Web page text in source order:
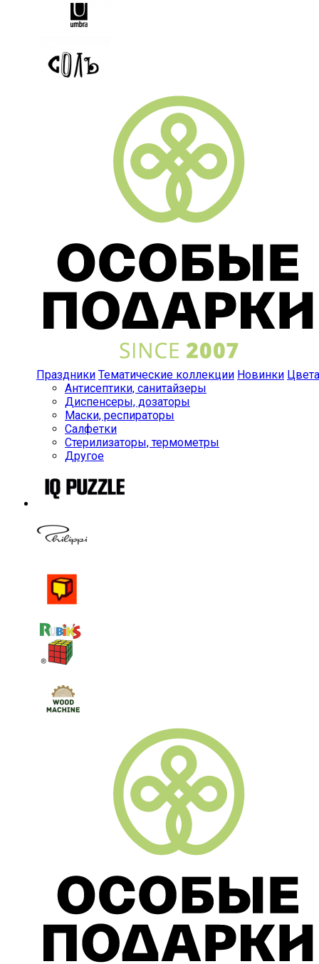
Праздники Тематические коллекции Новинки Цвета
Антисептики, санитайзеры
Диспенсеры, дозаторы
Маски, респираторы
Салфетки
Стерилизаторы, термометры
Другое